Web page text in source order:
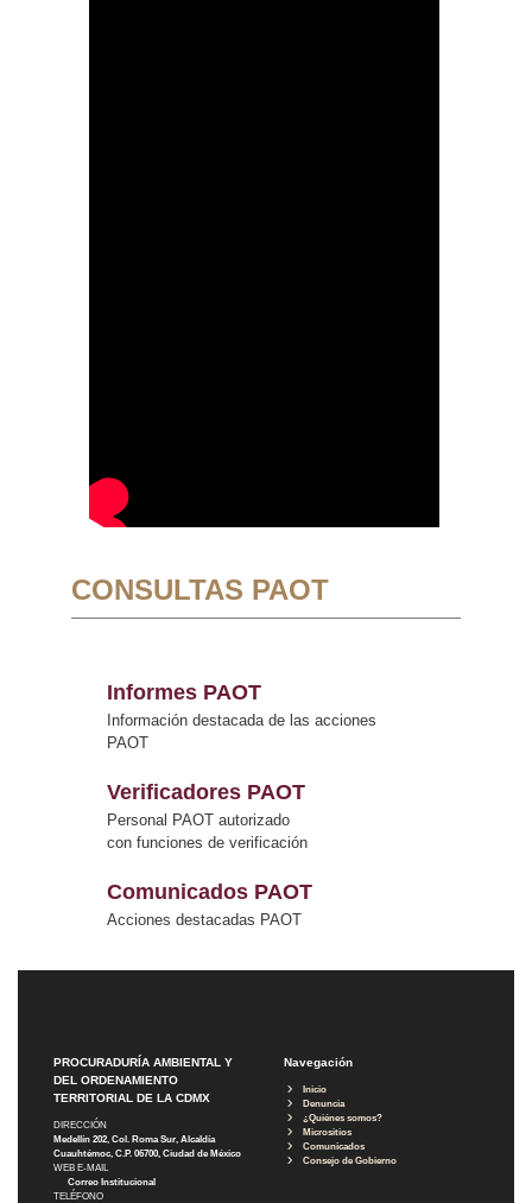
CONSULTAS PAOT
Informes PAOT
Información destacada de las acciones
PAOT
Verificadores PAOT
Personal PAOT autorizado
con funciones de verificación
Comunicados PAOT
Acciones destacadas PAOT
PROCURADURÍA AMBIENTAL Y
DEL ORDENAMIENTO
TERRITORIAL DE LA CDMX
DIRECCIÓN
Medellín 202, Col. Roma Sur, Alcaldía
Cuauhtémoc, C.P. 06700, Ciudad de México
WEB E-MAIL
Correo Institucional
TELÉFONO
Navegación
Inicio
Denuncia
¿Quiénes somos?
Micrositios
Comunicados
Consejo de Gobierno